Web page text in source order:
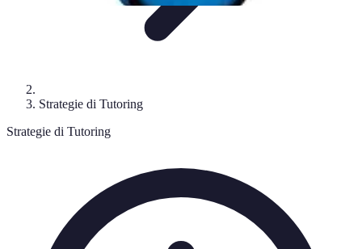
Strategie di Tutoring
Strategie di Tutoring